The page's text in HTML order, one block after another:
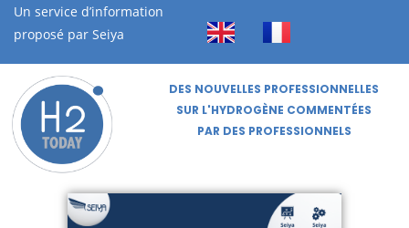
Un service d’information
proposé par Seiya
DES NOUVELLES PROFESSIONNELLES
SUR L'HYDROGÈNE COMMENTÉES
PAR DES PROFESSIONNELS